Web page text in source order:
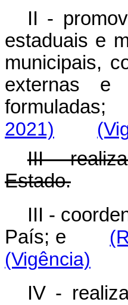
II -
estaduais e
municipais,
externas e
2021)
III -
Estado.
III -
País; e
(Vigência)
IV -